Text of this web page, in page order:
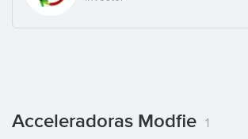
Acceleradoras Modfie 1